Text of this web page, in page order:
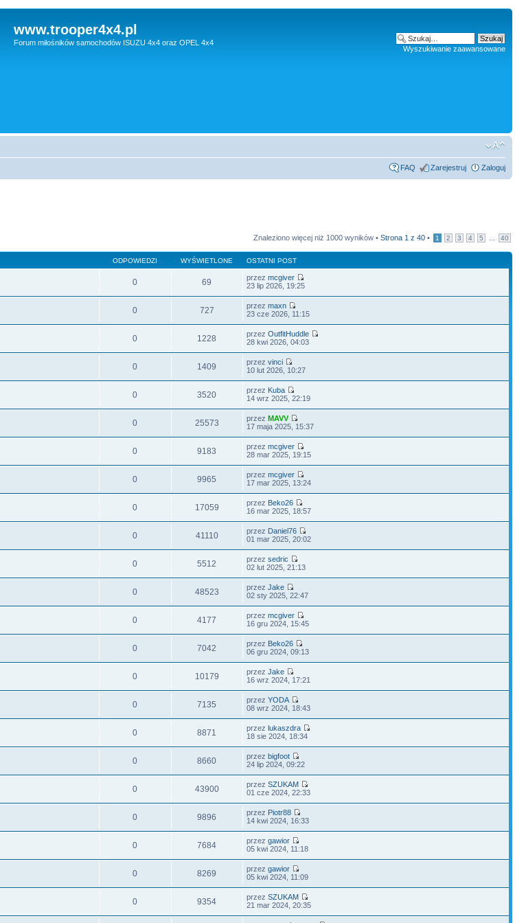
www.trooper4x4.pl
Forum miłośników samochodów ISUZU 4x4 oraz OPEL 4x4
Wyszukiwanie zaawansowane
FAQ Zarejestruj Zaloguj
Znaleziono więcej niż 1000 wyników • Strona 1 z 40 • 1 2 3 4 5 40
ODPOWIEDZI WYŚWIETLONE OSTATNI POST
0 69 przezmcgiver
23 lip 2026, 19:25
0 727 przezmaxn
23 cze 2026, 11:15
0 1228 przezOutfitHuddle
28 kwi 2026, 04:03
0 1409 przezvinci
10 lut 2026, 10:27
0 3520 przez Kuba
14 wrz 2025, 22:19
0 25573 przezMAVV
17 maja 2025, 15:37
0 9183 przezmcgiver
28 mar 2025, 19:15
0 9965 przezmcgiver
17 mar 2025, 13:24
0 17059 przez Beko26
16 mar 2025, 18:57
0 41110 przez Daniel76
01 mar 2025, 20:02
0 5512 przezsedric
02 lut 2025, 21:13
0 48523 przezJake
02 sty 2025, 22:47
0 4177 przezmcgiver
16 gru 2024, 15:45
0 7042 przez Beko26
06 gru 2024, 09:13
0 10179 przezJake
16 wrz 2024, 17:21
0 7135 przezYODA
08 wrz 2024, 18:43
0 8871 przezlukaszdra
18 sie 2024, 18:34
0 8660 przezbigfoot
24 lip 2024, 09:22
0 43900 przezSZUKAM
01 cze 2024, 22:33
0 9896 przez Piotr88
14 kwi 2024, 16:33
0 7684 przezgawior
05 kwi 2024, 11:18
0 8269 przezgawior
05 kwi 2024, 11:09
0 9354 przezSZUKAM
21 mar 2024, 20:35